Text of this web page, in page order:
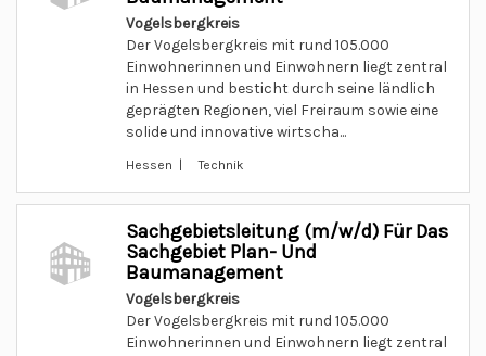
Vogelsbergkreis
Der Vogelsbergkreis mit rund 105.000
Einwohnerinnen und Einwohnern liegt zentral
in Hessen und besticht durch seine ländlich
geprägten Regionen, viel Freiraum sowie eine
solide und innovative wirtscha...
Hessen | Technik
Sachgebietsleitung (m/w/d) Für Das
Sachgebiet Plan- Und
Baumanagement
Vogelsbergkreis
Der Vogelsbergkreis mit rund 105.000
Einwohnerinnen und Einwohnern liegt zentral